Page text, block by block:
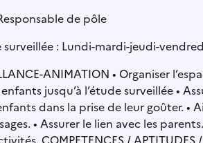
de pôle
surveillée : Lundi-mardi-jeudi-
ANIMATION • Organiser
jusqu’à l’étude surveillée •
dans la prise de leur goûter.
• Assurer le lien avec les